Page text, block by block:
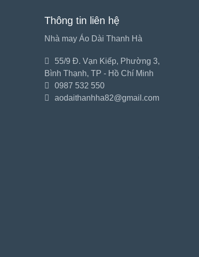
Thông tin liên hệ
Nhà may Áo Dài Thanh Hà
55/9 Đ. Vạn Kiếp, Phường 3,
Bình Thạnh, TP - Hồ Chí Minh
0987 532 550
aodaithanhha82@gmail.com